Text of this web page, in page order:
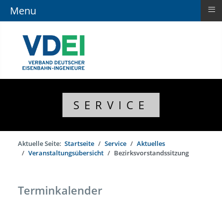
SERVICE
Aktuelle Seite: Startseite Service
Aktuelles
Veranstaltungsübersicht
Bezirksvorstandssitzung
Terminkalender
Menu ≡